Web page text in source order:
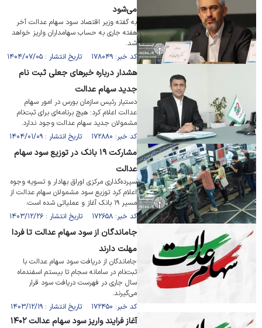
می‌شود
به گفته وزیر اقتصاد سود سهام عدالت آخر
هفته جاری به حساب سهامداران واریز خواهد
شد.
کد خبر: ۱۷۸۰۴۹ تاریخ انتشار : ۱۴۰۴/۰۷/۰۵
هشدار درباره خبرهای جعلی ثبت نام
جدید سهام عدالت
دستیار رئیس سازمان بورس در امور سهام
عدالت اعلام کرد: هیچ برنامه‌ای برای ثبت‌نام
مشمولان جدید سهام عدالت وجود ندارد.
کد خبر: ۱۷۲۸۸۰ تاریخ انتشار : ۱۴۰۴/۰۱/۰۹
مشارکت ۱۹ بانک در توزیع سود سهام
عدالت
سپرده‌گذاری مرکزی اوراق بهادار و تسویه وجوه
اعلام کرد توزیع سود مشمولان سهام عدالت از
مسیر ۱۹ بانک آغاز و عملیاتی شده است.
کد خبر: ۱۷۲۶۵۸ تاریخ انتشار : ۱۴۰۳/۱۲/۲۶
جاماندگان از سود سهام عدالت تا فردا
مهلت دارند
جاماندگان از دریافت سود سهام عدالت با
ثبت‌نام در سامانه سجام تا بیستم اسفندماه
سال جاری در فهرست دریافت سود قرار
می‌گیرند.
کد خبر: ۱۷۲۴۵۰ تاریخ انتشار : ۱۴۰۳/۱۲/۱۹
آغاز فرایند واریز سود سهام عدالت ۱۴۰۲